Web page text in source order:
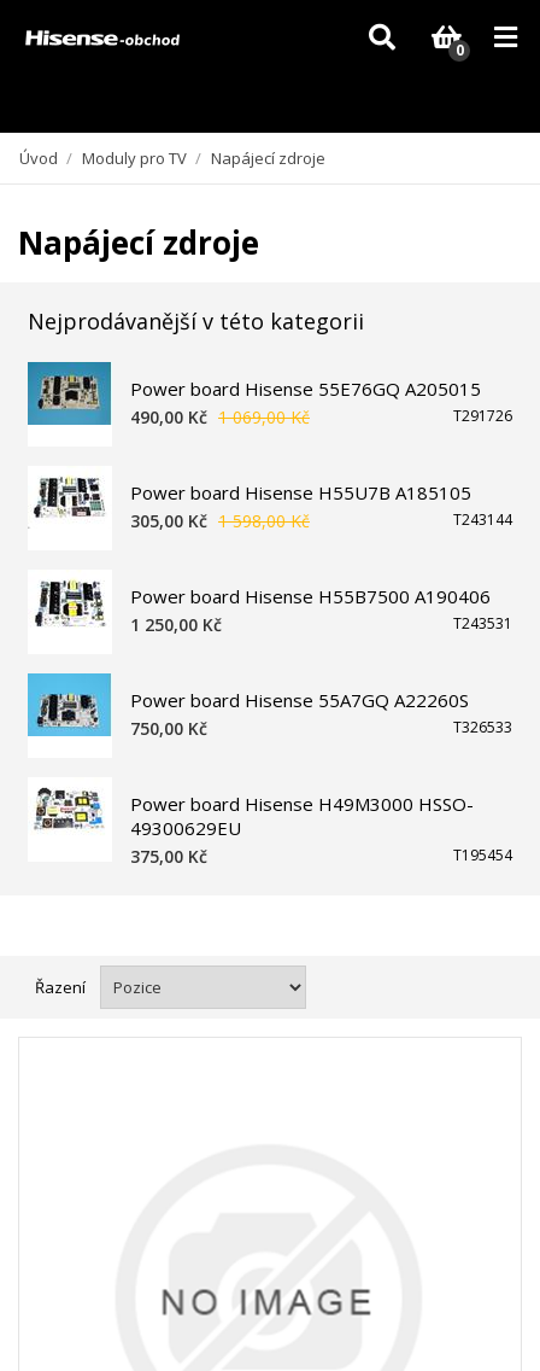
Vzhledem k aktuální situaci se může dodání dílů, které nejsou skladem,
zpozdit. Děkujeme za pochopení.
0
Úvod / Moduly pro TV / Napájecí zdroje
Napájecí zdroje
Nejprodávanější v této kategorii
Power board Hisense 55E76GQ A205015
490,00 Kč 1 069,00 Kč T291726
Power board Hisense H55U7B A185105
305,00 Kč 1 598,00 Kč T243144
Power board Hisense H55B7500 A190406
1 250,00 Kč T243531
Power board Hisense 55A7GQ A22260S
750,00 Kč T326533
Power board Hisense H49M3000 HSSO-
49300629EU
375,00 Kč T195454
Řazení